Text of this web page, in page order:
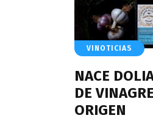
VINOTICIAS
NACE
DE
ORIGEN